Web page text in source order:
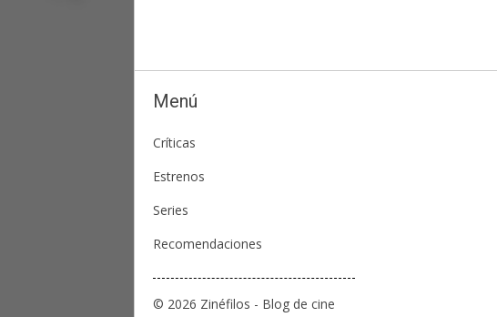
Menú
Críticas
Estrenos
Series
Recomendaciones
© 2026 Zinéfilos - Blog de cine